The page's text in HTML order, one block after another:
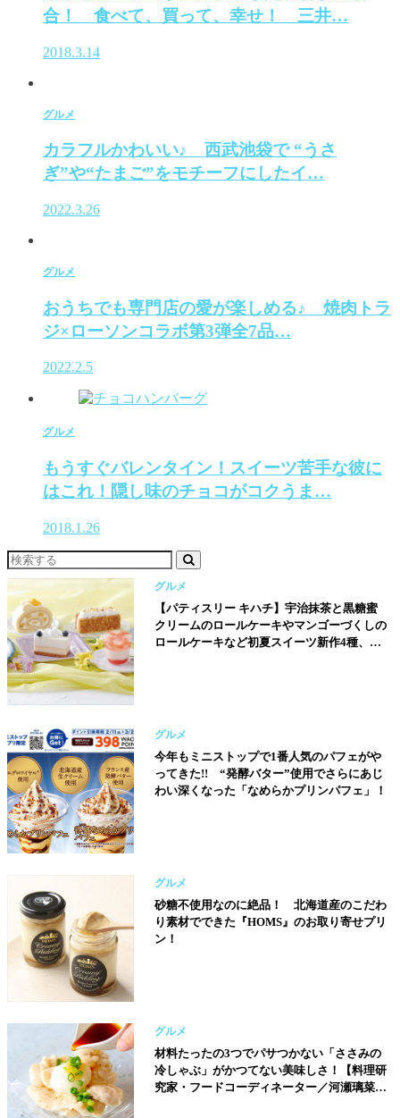
合！ 食べて、買って、幸せ！ 三井…
2018.3.14
グルメ
カラフルかわいい♪ 西武池袋で “うさ
ぎ”や“たまご”をモチーフにしたイ…
2022.3.26
グルメ
おうちでも専門店の愛が楽しめる♪ 焼肉トラ
ジ×ローソンコラボ第3弾全7品…
2022.2.5
グルメ
もうすぐバレンタイン！スイーツ苦手な彼に
はこれ！隠し味のチョコがコクうま…
2018.1.26
グルメ
【パティスリー キハチ】宇治抹茶と黒糖蜜
クリームのロールケーキやマンゴーづくしの
ロールケーキなど初夏スイーツ新作4種、全
グルメ
今年もミニストップで1番人気のパフェがや
ってきた!! “発酵バター”使用でさらにあじ
わい深くなった「なめらかプリンパフェ」！
グルメ
砂糖不使用なのに絶品！ 北海道産のこだわ
り素材でできた『HOMS』のお取り寄せプリ
ン！
グルメ
材料たったの3つでパサつかない「ささみの
冷しゃぶ」がかつてない美味しさ！【料理研
究家・フードコーディネーター／河瀬璃菜